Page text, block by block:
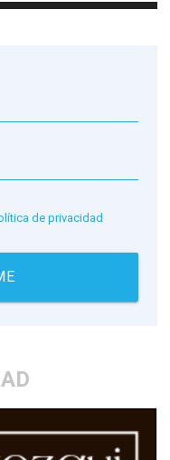
de privacidad